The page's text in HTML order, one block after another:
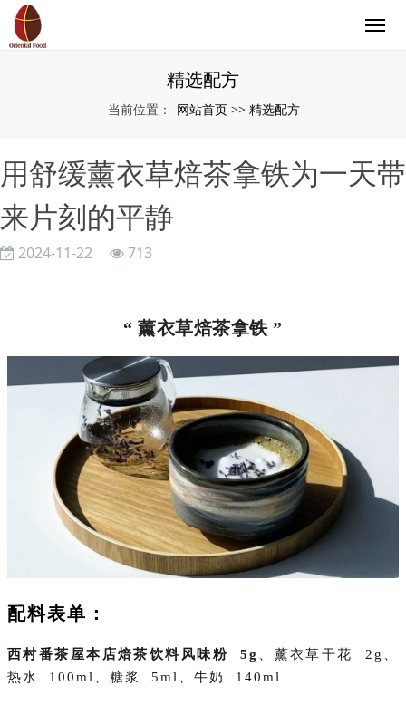
精选配方
当前位置： 网站首页 >> 精选配方
用舒缓薰衣草焙茶拿铁为一天带
来片刻的平静
2024-11-22 713
“ 薰衣草焙茶拿铁”
配料表单：
西村番茶屋本店焙茶饮料风味粉 5g 、 薰衣草干花 2g 、
热水 100ml 、 糖浆 5ml 、牛奶 140ml